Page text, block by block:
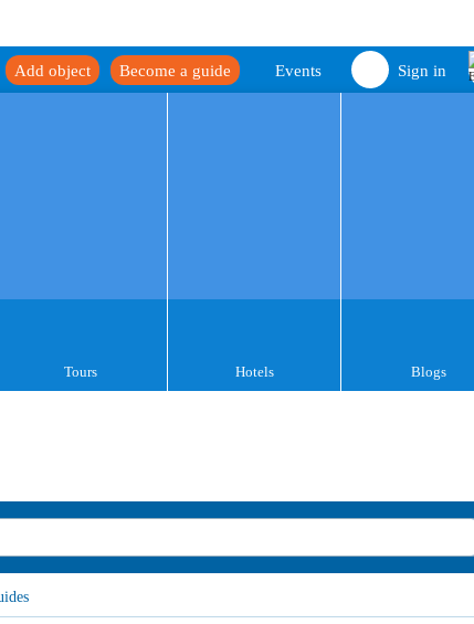
Sign in
Events
Become a guide
Add object
Tours Hotels Blogs